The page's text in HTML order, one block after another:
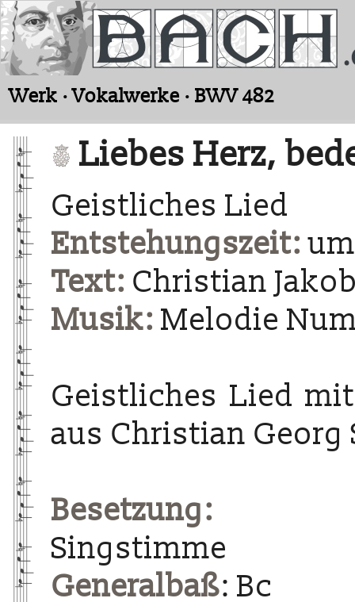
Werk · Vokalwerke · BWV 482
Liebes Herz,
Geistliches Lied
Entstehungszeit:
Text: Christian
Musik: Melodie
Geistliches Lied
aus Christian
Besetzung:
Singstimme
Generalbaß: Bc